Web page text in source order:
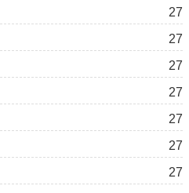
27
27
27
27
27
27
27